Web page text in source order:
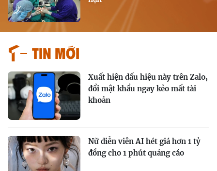
Tin mới
Xuất hiện dấu hiệu này trên Zalo,
đổi mật khẩu ngay kẻo mất tài
khoản
Nữ diễn viên AI hét giá hơn 1 tỷ
đồng cho 1 phút quảng cáo